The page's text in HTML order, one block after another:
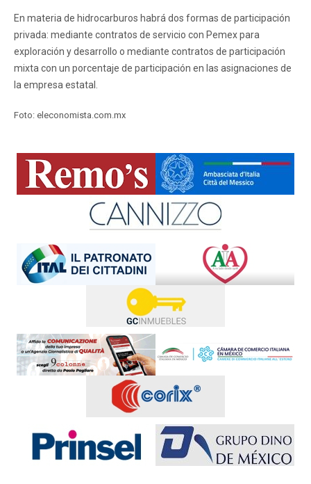
En materia de hidrocarburos habrá dos formas de participación
privada: mediante contratos de servicio con Pemex para
exploración y desarrollo o mediante contratos de participación
mixta con un porcentaje de participación en las asignaciones de
la empresa estatal.
Foto: eleconomista.com.mx